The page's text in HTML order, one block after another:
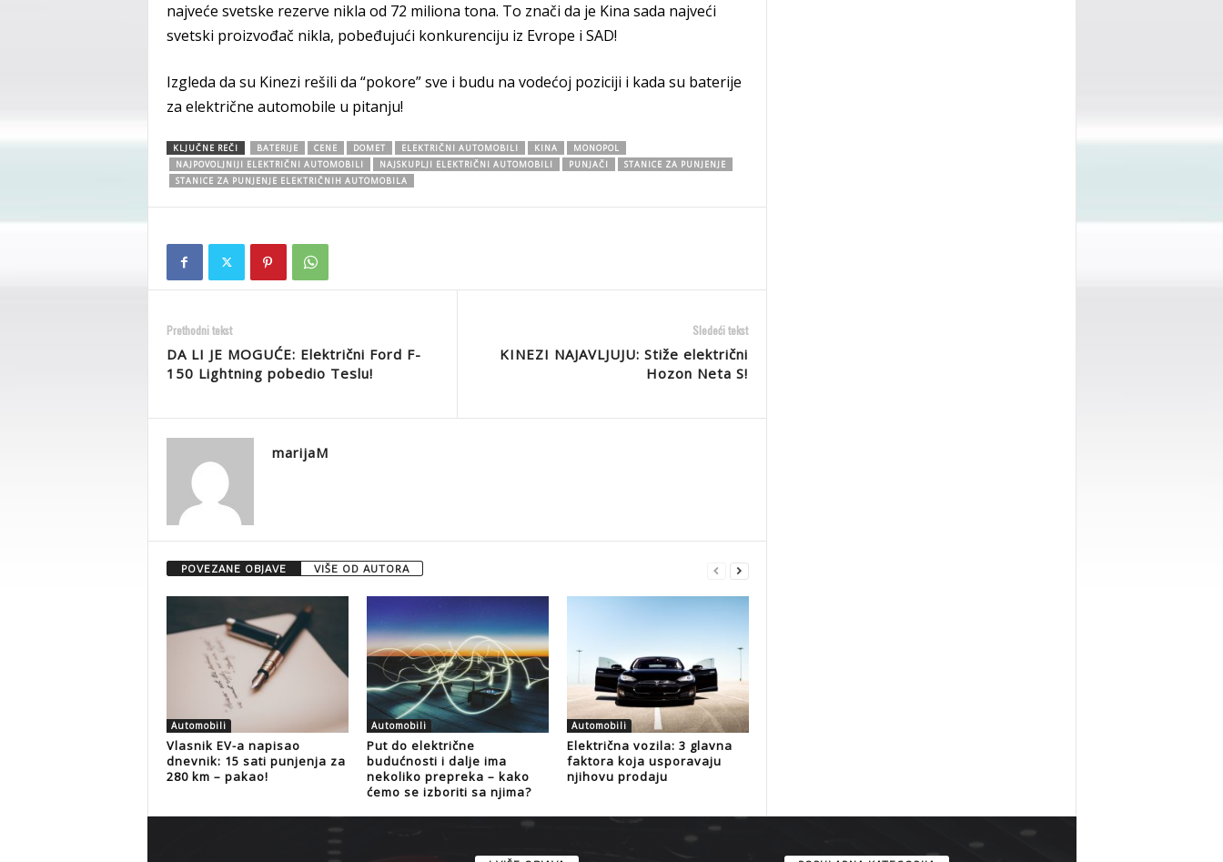
najveće svetske rezerve nikla od 72 miliona tona. To znači da je Kina sada najveći
svetski proizvođač nikla, pobeđujući konkurenciju iz Evrope i SAD!
Izgleda da su Kinezi rešili da “pokore” sve i budu na vodećoj poziciji i kada su baterije
za električne automobile u pitanju!
KLJUČNE REČI BATERIJE CENE DOMET ELEKTRIČNI AUTOMOBILI KINA
MONOPOL
NAJPOVOLJNIJI ELEKTRIČNI AUTOMOBILI
NAJSKUPLJI ELEKTRIČNI AUTOMOBILI PUNJAČI
STANICE ZA PUNJENJE
STANICE ZA PUNJENJE ELEKTRIČNIH AUTOMOBILA
Prethodni tekst
DA LI JE MOGUĆE: Električni Ford F-
150 Lightning pobedio Teslu!
Sledeći tekst
KINEZI NAJAVLJUJU: Stiže električni
Hozon Neta S!
marijaM
POVEZANE OBJAVE VIŠE OD AUTORA
Automobili
Vlasnik EV-a napisao
dnevnik: 15 sati punjenja za
280 km – pakao!
Automobili
Put do električne
budućnosti i dalje ima
nekoliko prepreka – kako
ćemo se izboriti sa njima?
Automobili
Električna vozila: 3 glavna
faktora koja usporavaju
njihovu prodaju